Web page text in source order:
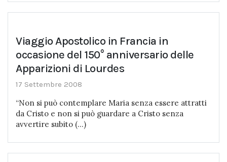
Viaggio Apostolico in Francia in
occasione del 150° anniversario delle
Apparizioni di Lourdes
17 Settembre 2008
“Non si può contemplare Maria senza essere attratti
da Cristo e non si può guardare a Cristo senza
avvertire subito (...)